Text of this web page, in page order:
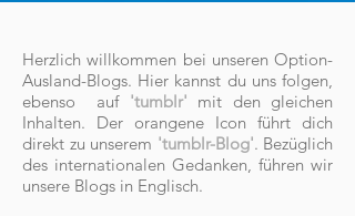
Herzlich willkommen bei unseren Option-
Ausland-Blogs. Hier kannst du uns folgen,
ebenso auf 'tumblr' mit den gleichen
Inhalten. Der orangene Icon führt dich
direkt zu unserem 'tumblr-Blog'. Bezüglich
des internationalen Gedanken, führen wir
unsere Blogs in Englisch.